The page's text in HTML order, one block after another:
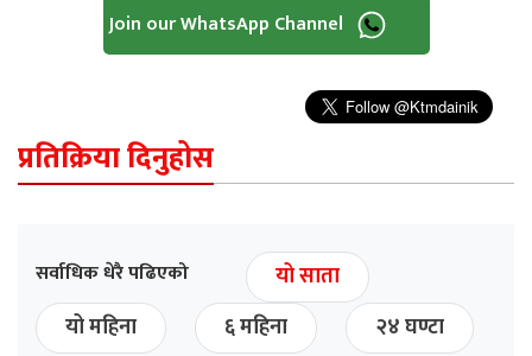
Join our WhatsApp Channel
प्रतिक्रिया दिनुहोस
सर्वाधिक धेरै पढिएको
यो साता
यो महिना
६ महिना २४ घण्टा